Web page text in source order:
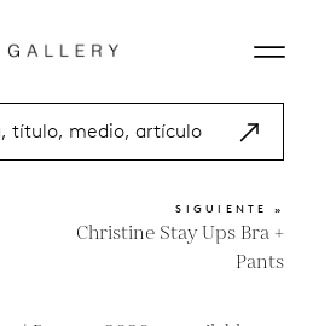
SIGUIENTE »
Christine Stay Ups Bra +
Pants